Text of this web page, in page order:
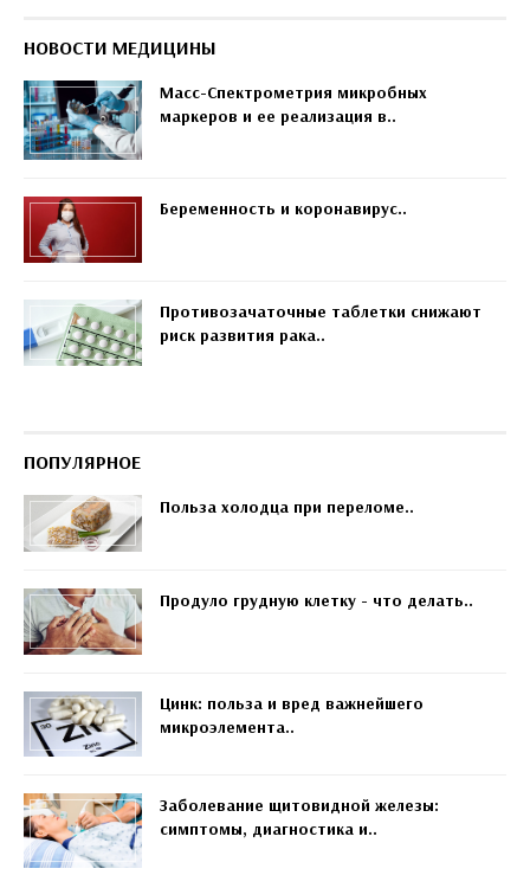
НОВОСТИ МЕДИЦИНЫ
Масс-Спектрометрия микробных
маркеров и ее реализация в..
Беременность и коронавирус..
Противозачаточные таблетки снижают
риск развития рака..
ПОПУЛЯРНОЕ
Польза холодца при переломе..
Продуло грудную клетку - что делать..
Цинк: польза и вред важнейшего
микроэлемента..
Заболевание щитовидной железы:
симптомы, диагностика и..